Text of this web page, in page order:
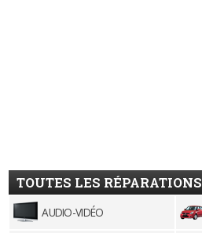
TOUTES LES RÉPARATIONS
AUDIO-VIDÉO